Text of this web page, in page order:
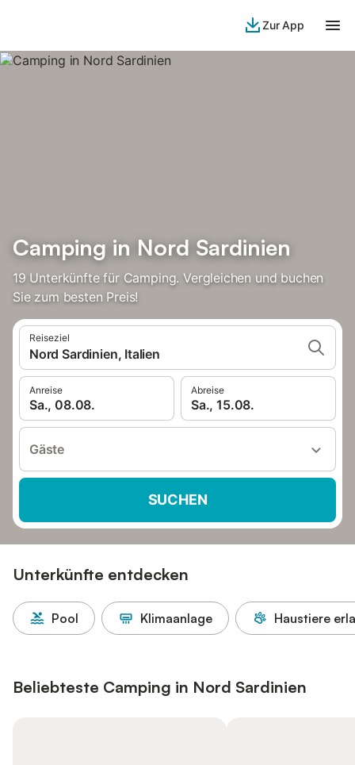
Zur App
Camping in Nord Sardinien
19 Unterkünfte für Camping. Vergleichen und buchen
Sie zum besten Preis!
Reiseziel
Nord Sardinien, Italien
Anreise
Sa., 08.08.
Abreise
Sa., 15.08.
Gäste
SUCHEN
Unterkünfte entdecken
Pool Klimaanlage Haustiere
Beliebteste Camping in Nord Sardinien